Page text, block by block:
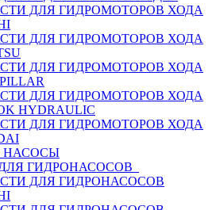
ДЛЯ ГИДРОМОТОРОВ ХОДА
ДЛЯ ГИДРОМОТОРОВ ХОДА
ДЛЯ ГИДРОМОТОРОВ ХОДА
ДЛЯ ГИДРОМОТОРОВ ХОДА
HYDRAULIC
ДЛЯ ГИДРОМОТОРОВ ХОДА
НАСОСЫ
ГИДРОНАСОСОВ
ДЛЯ ГИДРОНАСОСОВ